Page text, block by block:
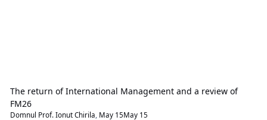
The return of International Management and a review of
FM26
Domnul Prof. Ionut Chirila May 15May 15